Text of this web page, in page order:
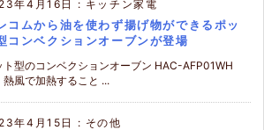
年4月16日 : キッチン家電
コムから油を使わず揚げ物ができるポッ
コンベクションオーブンが登場
ト型のコンベクションオーブン HAC-AFP01WH
熱風で加熱すること ...
年4月15日 : その他